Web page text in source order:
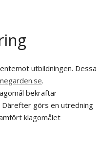
utbildningen. Dessa
.
bekräftar
Därefter görs en utredning
klagomålet